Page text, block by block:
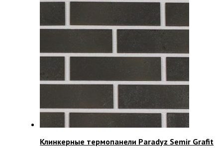
Клинкерные термопанели Paradyz Semir Grafit